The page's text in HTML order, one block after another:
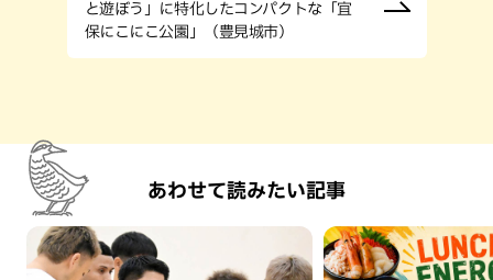
と遊ぼう」に特化したコンパクトな「宜
保にこにこ公園」（豊見城市）
あわせて読みたい記事